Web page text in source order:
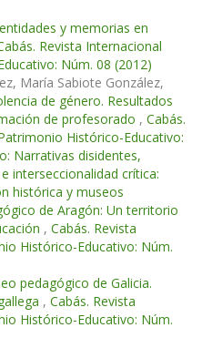
y memorias en
Revista Internacional
Núm. 08 (2012)
María Sabiote González,
de género. Resultados
de profesorado , Cabás.
Histórico-Educativo:
Narrativas disidentes,
interseccionalidad crítica:
histórica y museos
de Aragón: Un territorio
, Cabás. Revista
Histórico-Educativo: Núm.
pedagógico de Galicia.
, Cabás. Revista
Histórico-Educativo: Núm.